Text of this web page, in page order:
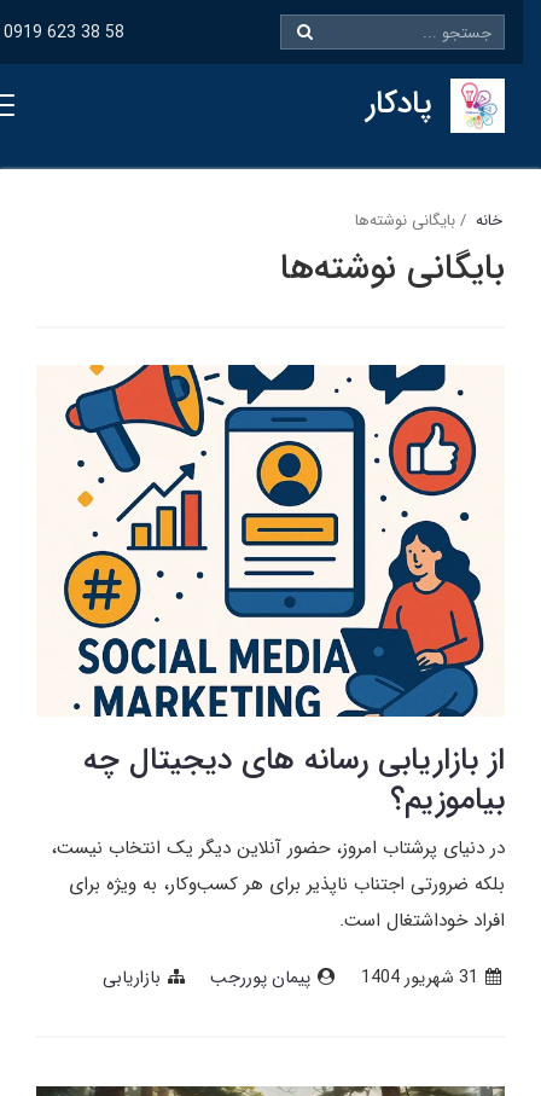
0919 623 38 58
پادکار
خانه بایگانی نوشته‌ها
بایگانی نوشته‌ها
از بازاریابی رسانه های دیجیتال چه
بیاموزیم؟
در دنیای پرشتاب امروز، حضور آنلاین دیگر یک انتخاب نیست،
بلکه ضرورتی اجتناب‌ ناپذیر برای هر کسب‌وکار، به ویژه برای
افراد خوداشتغال است.
31 شهریور 1404 پیمان پوررجب بازاریابی